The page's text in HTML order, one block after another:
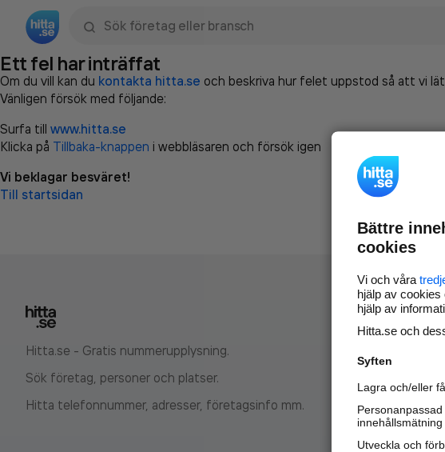
Ett fel har inträffat
Om du vill kan du kontakta hitta.se och beskriva hur felet uppstod så att vi
Vänligen försök med följande:
Surfa till www.hitta.se
Klicka på Tillbaka-knappen i webbläsaren och försök igen
Vi beklagar besväret!
Till startsidan
Hitta.se - Gratis nummerupplysning.
Sök företag, personer och platser.
Hitta telefonnummer, adresser, företagsinfo mm.
Bättre
cookies
Vi och våra
hjälp av
hjälp av
Hitta.se och
Syften
Lagra och/eller
Utveckla och